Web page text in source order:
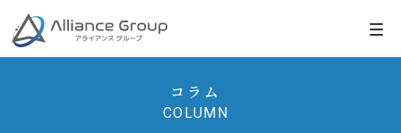
コラム
COLUMN